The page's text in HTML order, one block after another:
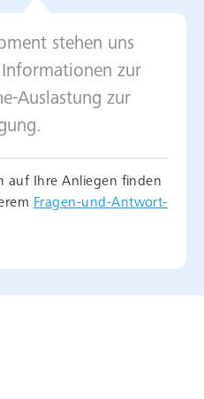
und
Rezept
stehen uns
zur
Auslastung zur
auf Ihre Anliegen finden
Fragen-und-Antwort-